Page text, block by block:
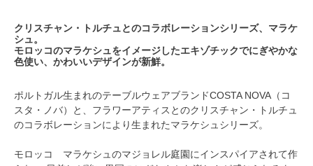
クリスチャン・トルチュとのコラボレーションシリーズ、マラケ
シュ。
モロッコのマラケシュをイメージしたエキゾチックでにぎやかな
色使い、かわいいデザインが新鮮。
ポルトガル生まれのテーブルウェアブランドCOSTA NOVA（コ
スタ・ノバ）と、フラワーアティスとのクリスチャン・トルチュ
のコラボレーションにより生まれたマラケシュシリーズ。
モロッコ マラケシュのマジョレル庭園にインスパイアされて作